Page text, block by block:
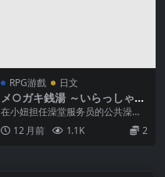
RPG游戲 日文
メ○ガキ銭湯 ～いらっしゃい
ませ！！～(ver2025.08.08)
在小妞担任澡堂服务员的公共澡堂
里进行甜蜜的性爱！(※1) https://w
ww...12 月前 1.1K 2